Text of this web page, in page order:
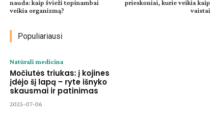
nauda: kaip švieži topinambai
veikia organizmą?
prieskoniai, kurie veikia kaip
vaistai
Populiariausi
Natūrali medicina
Močiutės triukas: į kojines
įdėjo šį lapą – ryte išnyko
skausmai ir patinimas
2025-07-06